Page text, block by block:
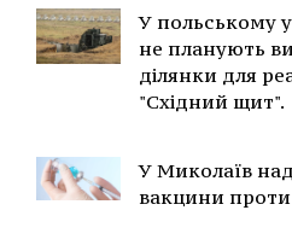
У польському
не планують
ділянки для
"Східний щит".
У Миколаїв
вакцини проти